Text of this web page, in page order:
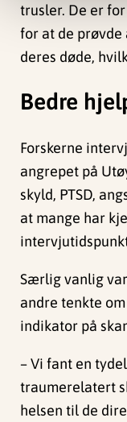
trusler. De er
for at de prøvde
deres døde,
Bedre
Forskerne
angrepet på
skyld, PTSD,
at mange har
Særlig vanlig
andre tenkte
indikator på
– Vi fant en
traumerelatert
helsen til de